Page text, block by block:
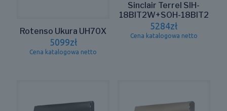
Rotenso Ukura UH70X
5099zł
Cena katalogowa netto
Sinclair Terrel SIH-
18BIT2W+SOH-18BIT2
5284zł
Cena katalogowa netto